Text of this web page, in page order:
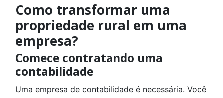
Como transformar uma
propriedade rural em uma
empresa?
Comece contratando uma
contabilidade
Uma empresa de contabilidade é necessária. Você